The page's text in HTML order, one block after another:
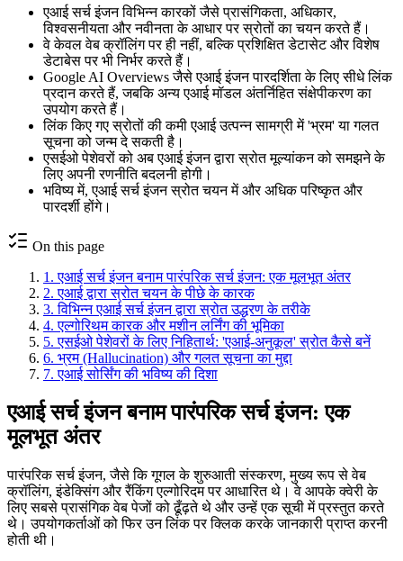
एआई सर्च इंजन विभिन्न कारकों जैसे प्रासंगिकता, अधिकार,
विश्वसनीयता और नवीनता के आधार पर स्रोतों का चयन करते हैं।
वे केवल वेब क्रॉलिंग पर ही नहीं, बल्कि प्रशिक्षित डेटासेट और विशेष
डेटाबेस पर भी निर्भर करते हैं।
Google AI Overviews जैसे एआई इंजन पारदर्शिता के लिए सीधे लिंक
प्रदान करते हैं, जबकि अन्य एआई मॉडल अंतर्निहित संक्षेपीकरण का
उपयोग करते हैं।
लिंक किए गए स्रोतों की कमी एआई उत्पन्न सामग्री में 'भ्रम' या गलत
सूचना को जन्म दे सकती है।
एसईओ पेशेवरों को अब एआई इंजन द्वारा स्रोत मूल्यांकन को समझने के
लिए अपनी रणनीति बदलनी होगी।
भविष्य में, एआई सर्च इंजन स्रोत चयन में और अधिक परिष्कृत और
पारदर्शी होंगे।
On this page
1 .एआई सर्च इंजन बनाम पारंपरिक सर्च इंजन: एक मूलभूत अंतर
2.एआई द्वारा स्रोत चयन के पीछे के कारक
3.विभिन्न एआई सर्च इंजन द्वारा स्रोत उद्धरण के तरीके
4.एल्गोरिथम कारक और मशीन लर्निंग की भूमिका
5.एसईओ पेशेवरों के लिए निहितार्थ: 'एआई-अनुकूल' स्रोत कैसे बनें
6. भ्रम (Hallucination) और गलत सूचना का मुद्दा
7.एआई सोर्सिंग की भविष्य की दिशा
एआई सर्च इंजन बनाम पारंपरिक सर्च इंजन: एक
मूलभूत अंतर
पारंपरिक सर्च इंजन, जैसे कि गूगल के शुरुआती संस्करण, मुख्य रूप से वेब
क्रॉलिंग, इंडेक्सिंग और रैंकिंग एल्गोरिदम पर आधारित थे। वे आपके क्वेरी के
लिए सबसे प्रासंगिक वेब पेजों को ढूँढ़ते थे और उन्हें एक सूची में प्रस्तुत करते
थे। उपयोगकर्ताओं को फिर उन लिंक पर क्लिक करके जानकारी प्राप्त करनी
होती थी।